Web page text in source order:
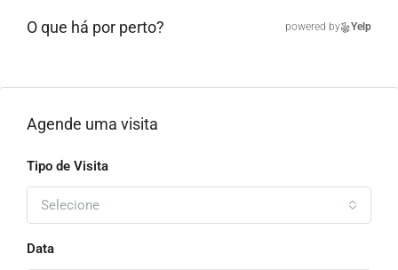
O que há por perto? powered by Yelp
Agende uma visita
Tipo de Visita
Selecione
Data